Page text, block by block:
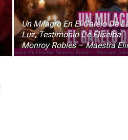
Un Milagro En El Garelo De
Luz, Testimonio De Eliselba
Monroy Robles – Maestra